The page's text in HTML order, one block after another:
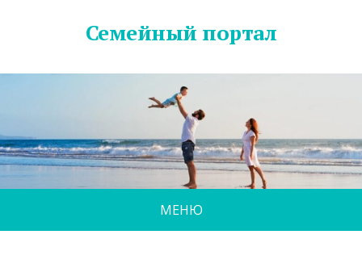
Семейный портал
МЕНЮ